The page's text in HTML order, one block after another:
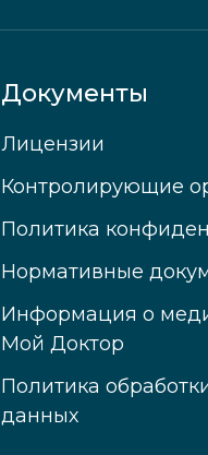
Документы
Лицензии
Контролирующие
Политика
Нормативные
Информация о
Мой Доктор
Политика
данных